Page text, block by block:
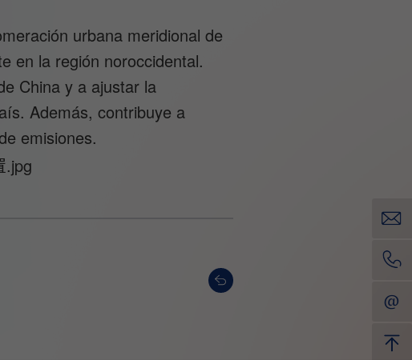
urbana meridional de
en la región noroccidental.
China y a ajustar la
Además, contribuye a
emisiones.